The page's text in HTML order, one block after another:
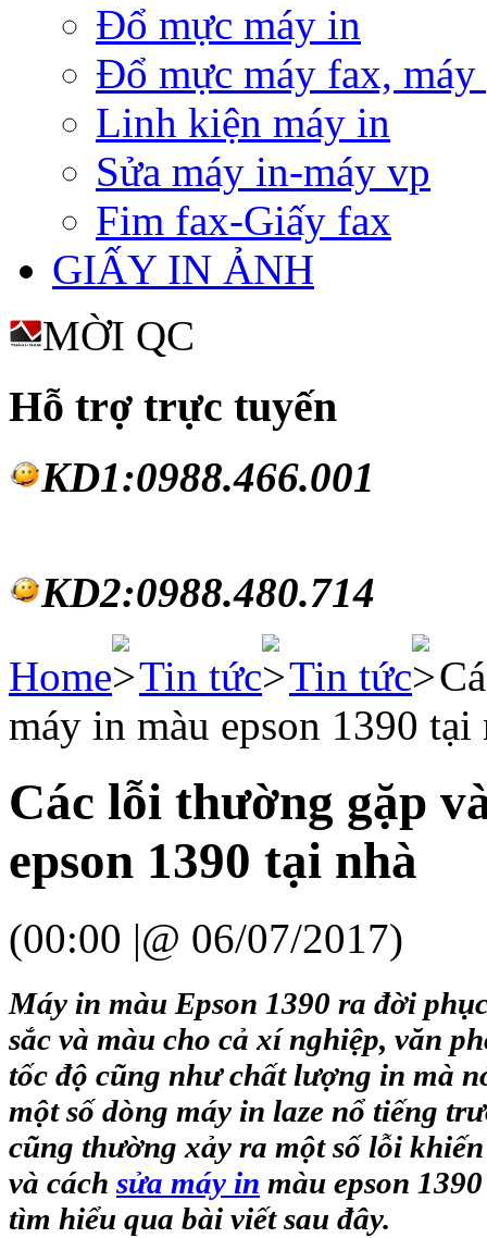
Đổ mực máy in
Đổ mực máy fax, máy
Linh kiện máy in
Sửa máy in-máy vp
Fim fax-Giấy fax
GIẤY IN ẢNH
MỜI QC
Hỗ trợ trực tuyến
KD1:0988.466.001
KD2:0988.480.714
Home
Tin tức Tin tức
máy in màu epson 1390 tại
Các lỗi thường gặp
epson 1390 tại nhà
(00:00 |@ 06/07/2017)
Máy in màu Epson 1390 ra đời
sắc và màu cho cả xí nghiệp, văn
tốc độ cũng như chất lượng in mà
một số dòng máy in laze nổ tiếng
cũng thường xảy ra một số lỗi
và cách sửa máy in màu epson
tìm hiểu qua bài viết sau đây.